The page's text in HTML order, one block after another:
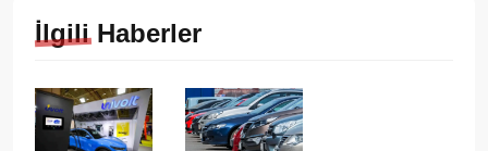
İlgili Haberler